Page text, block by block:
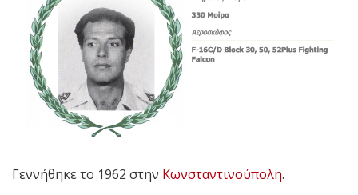
Γεννήθηκε το 1962 στην Κωνσταντινούπολη.